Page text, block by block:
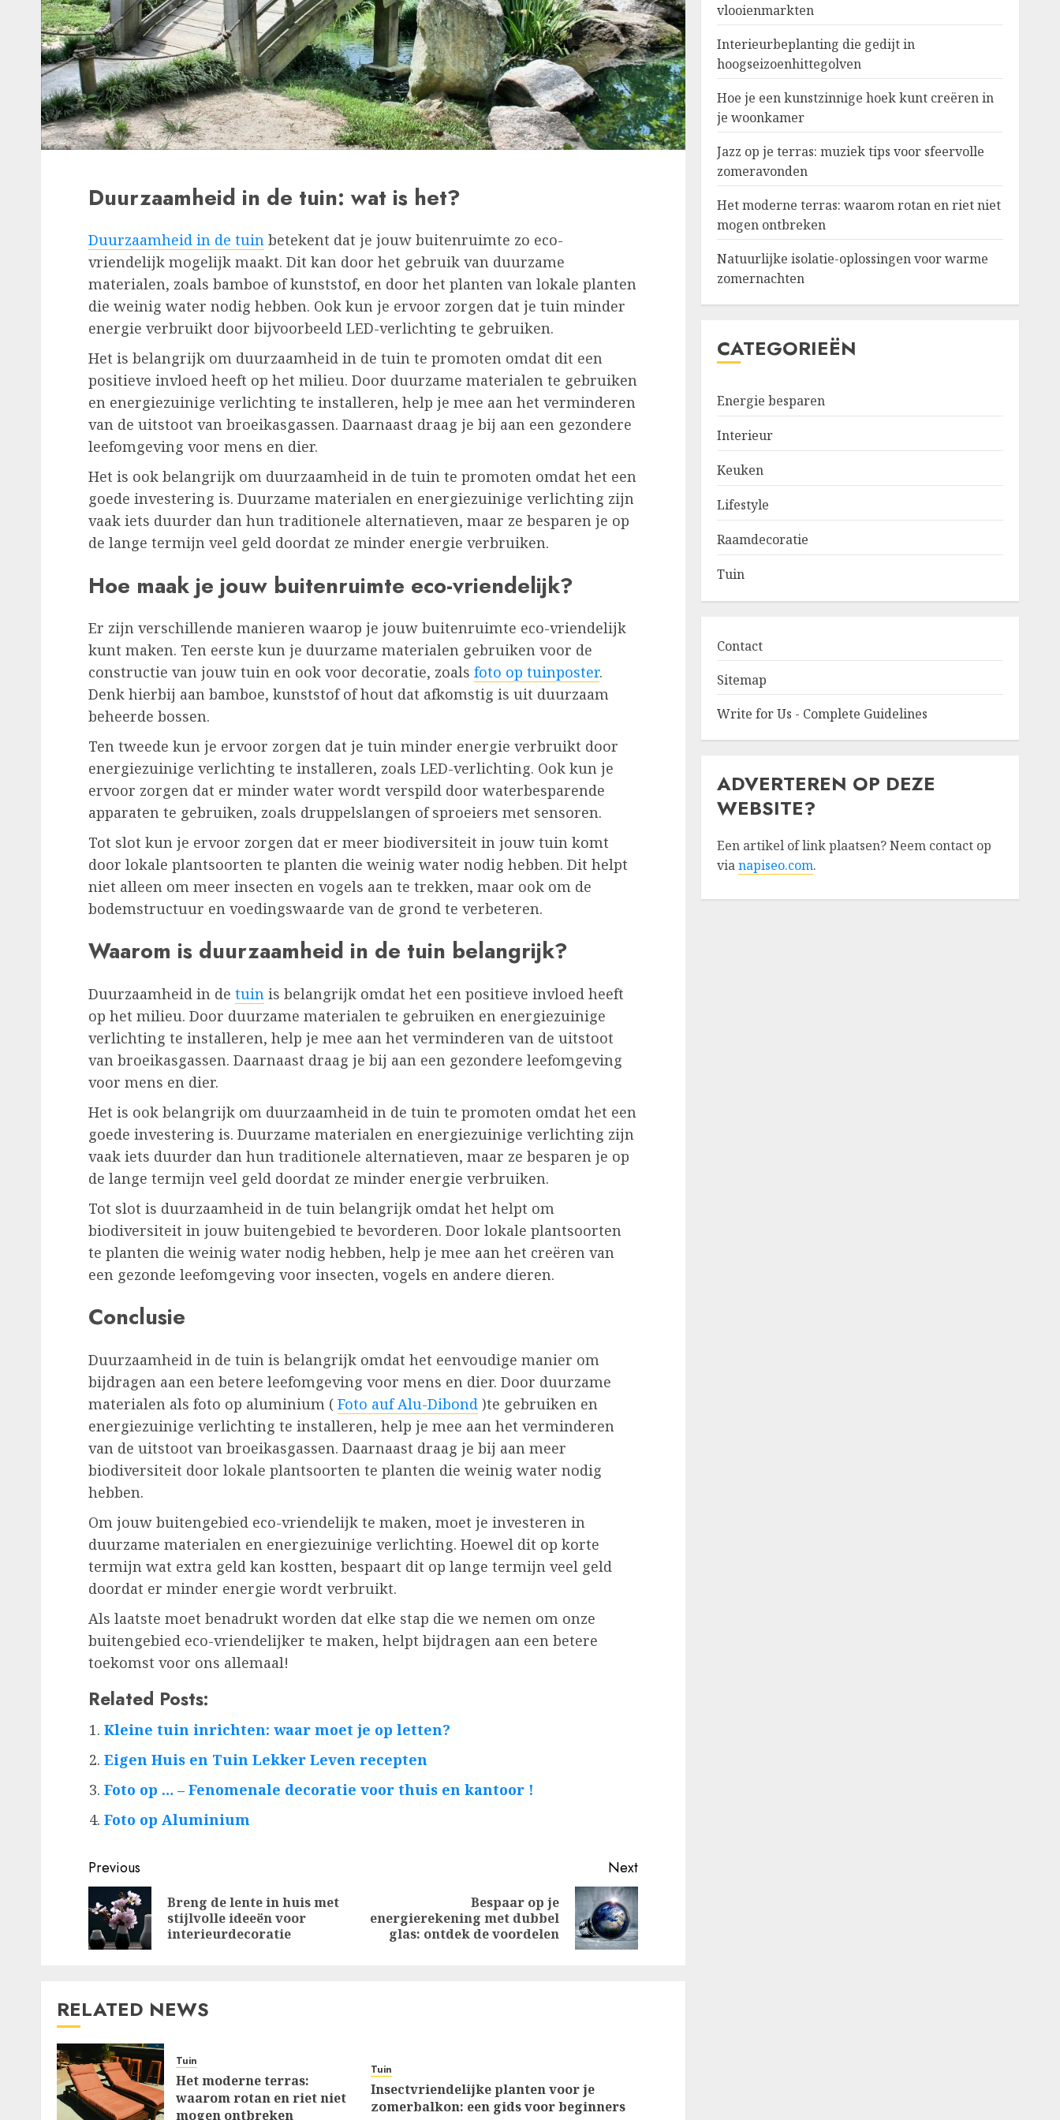
Duurzaamheid in de tuin: wat is het?
Duurzaamheid in de tuin betekent dat je jouw buitenruimte zo eco-
vriendelijk mogelijk maakt. Dit kan door het gebruik van duurzame
materialen, zoals bamboe of kunststof, en door het planten van lokale planten
die weinig water nodig hebben. Ook kun je ervoor zorgen dat je tuin minder
energie verbruikt door bijvoorbeeld LED-verlichting te gebruiken.
Het is belangrijk om duurzaamheid in de tuin te promoten omdat dit een
positieve invloed heeft op het milieu. Door duurzame materialen te gebruiken
en energiezuinige verlichting te installeren, help je mee aan het verminderen
van de uitstoot van broeikasgassen. Daarnaast draag je bij aan een gezondere
leefomgeving voor mens en dier.
Het is ook belangrijk om duurzaamheid in de tuin te promoten omdat het een
goede investering is. Duurzame materialen en energiezuinige verlichting zijn
vaak iets duurder dan hun traditionele alternatieven, maar ze besparen je op
de lange termijn veel geld doordat ze minder energie verbruiken.
Hoe maak je jouw buitenruimte eco-vriendelijk?
Er zijn verschillende manieren waarop je jouw buitenruimte eco-vriendelijk
kunt maken. Ten eerste kun je duurzame materialen gebruiken voor de
constructie van jouw tuin en ook voor decoratie, zoals foto op tuinposter.
Denk hierbij aan bamboe, kunststof of hout dat afkomstig is uit duurzaam
beheerde bossen.
Ten tweede kun je ervoor zorgen dat je tuin minder energie verbruikt door
energiezuinige verlichting te installeren, zoals LED-verlichting. Ook kun je
ervoor zorgen dat er minder water wordt verspild door waterbesparende
apparaten te gebruiken, zoals druppelslangen of sproeiers met sensoren.
Tot slot kun je ervoor zorgen dat er meer biodiversiteit in jouw tuin komt
door lokale plantsoorten te planten die weinig water nodig hebben. Dit helpt
niet alleen om meer insecten en vogels aan te trekken, maar ook om de
bodemstructuur en voedingswaarde van de grond te verbeteren.
Waarom is duurzaamheid in de tuin belangrijk?
Duurzaamheid in de tuin is belangrijk omdat het een positieve invloed heeft
op het milieu. Door duurzame materialen te gebruiken en energiezuinige
verlichting te installeren, help je mee aan het verminderen van de uitstoot
van broeikasgassen. Daarnaast draag je bij aan een gezondere leefomgeving
voor mens en dier.
Het is ook belangrijk om duurzaamheid in de tuin te promoten omdat het een
goede investering is. Duurzame materialen en energiezuinige verlichting zijn
vaak iets duurder dan hun traditionele alternatieven, maar ze besparen je op
de lange termijn veel geld doordat ze minder energie verbruiken.
Tot slot is duurzaamheid in de tuin belangrijk omdat het helpt om
biodiversiteit in jouw buitengebied te bevorderen. Door lokale plantsoorten
te planten die weinig water nodig hebben, help je mee aan het creëren van
een gezonde leefomgeving voor insecten, vogels en andere dieren.
Conclusie
Duurzaamheid in de tuin is belangrijk omdat het eenvoudige manier om
bijdragen aan een betere leefomgeving voor mens en dier. Door duurzame
materialen als foto op aluminium ( Foto auf Alu-Dibond )te gebruiken en
energiezuinige verlichting te installeren, help je mee aan het verminderen
van de uitstoot van broeikasgassen. Daarnaast draag je bij aan meer
biodiversiteit door lokale plantsoorten te planten die weinig water nodig
hebben.
Om jouw buitengebied eco-vriendelijk te maken, moet je investeren in
duurzame materialen en energiezuinige verlichting. Hoewel dit op korte
termijn wat extra geld kan kostten, bespaart dit op lange termijn veel geld
doordat er minder energie wordt verbruikt.
Als laatste moet benadrukt worden dat elke stap die we nemen om onze
buitengebied eco-vriendelijker te maken, helpt bijdragen aan een betere
toekomst voor ons allemaal!
Related Posts:
Kleine tuin inrichten: waar moet je op letten?
Eigen Huis en Tuin Lekker Leven recepten
Foto op … – Fenomenale decoratie voor thuis en kantoor !
Foto op Aluminium
Post
navigation
Previous
Previous
post:
Breng de lente in huis met
stijlvolle ideeën voor
interieurdecoratie
Next
Next
post:
Bespaar op je
energierekening met dubbel
glas: ontdek de voordelen
RELATED NEWS
Tuin
Het moderne terras:
waarom rotan en riet niet
mogen ontbreken
Tuin
Insectvriendelijke planten voor je
zomerbalkon: een gids voor beginners
vlooienmarkten
Interieurbeplanting die gedijt in
hoogseizoenhittegolven
Hoe je een kunstzinnige hoek kunt creëren in
je woonkamer
Jazz op je terras: muziek tips voor sfeervolle
zomeravonden
Het moderne terras: waarom rotan en riet niet
mogen ontbreken
Natuurlijke isolatie-oplossingen voor warme
zomernachten
CATEGORIEËN
Energie besparen
Interieur
Keuken
Lifestyle
Raamdecoratie
Tuin
Contact
Sitemap
Write for Us - Complete Guidelines
ADVERTEREN OP DEZE
WEBSITE?
Een artikel of link plaatsen? Neem contact op
vianapiseo.com.